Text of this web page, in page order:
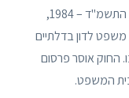
" – חוק בתי המשפט [נוסח משולב], התשמ"ד – 1984,
בית משפט לדון בדלתיים
החוק אוסר פרסום
המשפט.